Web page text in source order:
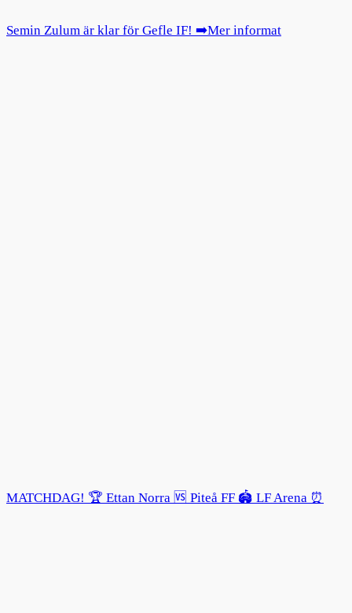
Semin Zulum är klar för Gefle IF! ➡️Mer informat
MATCHDAG! 🏆 Ettan Norra 🆚 Piteå FF 🏟️ LF Arena ⏰